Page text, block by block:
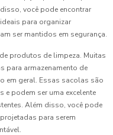
você pode encontrar
para organizar
ser mantidos em segurança.
produtos de limpeza. Muitas
para armazenamento de
em geral. Essas sacolas são
podem ser uma excelente
Além disso, você pode
para serem